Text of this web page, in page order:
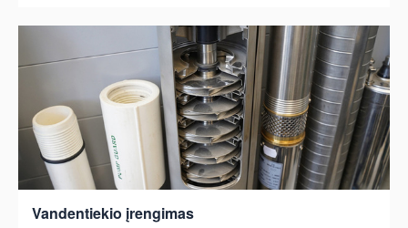
Vandentiekio įrengimas